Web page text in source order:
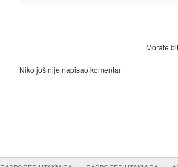
Morate
Niko još nije napisao komentar